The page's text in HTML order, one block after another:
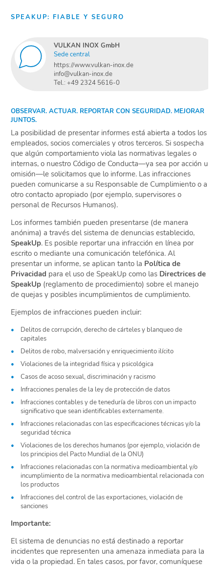
SPEAKUP: FIABLE Y SEGURO
VULKAN INOX GmbH
Sede central
https://www.vulkan-inox.de
info@vulkan-inox.de
Tel.: +49 2324 5616-0
OBSERVAR. ACTUAR. REPORTAR CON SEGURIDAD. MEJORAR
JUNTOS.
La posibilidad de presentar informes está abierta a todos los
empleados, socios comerciales y otros terceros. Si sospecha
que algún comportamiento viola las normativas legales o
internas, o nuestro Código de Conducta—ya sea por acción u
omisión—le solicitamos que lo informe. Las infracciones
pueden comunicarse a su Responsable de Cumplimiento o a
otro contacto apropiado (por ejemplo, supervisores o
personal de Recursos Humanos).
Los informes también pueden presentarse (de manera
anónima) a través del sistema de denuncias establecido,
SpeakUp. Es posible reportar una infracción en línea por
escrito o mediante una comunicación telefónica. Al
presentar un informe, se aplican tanto la Política de
Privacidad para el uso de SpeakUp como las Directrices de
SpeakUp (reglamento de procedimiento) sobre el manejo
de quejas y posibles incumplimientos de cumplimiento.
Ejemplos de infracciones pueden incluir:
Delitos de corrupción, derecho de cárteles y blanqueo de
capitales
Delitos de robo, malversación y enriquecimiento ilícito
Violaciones de la integridad física y psicológica
Casos de acoso sexual, discriminación y racismo
Infracciones penales de la ley de protección de datos
Infracciones contables y de teneduría de libros con un impacto
significativo que sean identificables externamente.
Infracciones relacionadas con las especificaciones técnicas y/o la
seguridad técnica
Violaciones de los derechos humanos (por ejemplo, violación de
los principios del Pacto Mundial de la ONU)
Infracciones relacionadas con la normativa medioambiental y/o
incumplimiento de la normativa medioambiental relacionada con
los productos
Infracciones del control de las exportaciones, violación de
sanciones
Importante:
El sistema de denuncias no está destinado a reportar
incidentes que representen una amenaza inmediata para la
vida o la propiedad. En tales casos, por favor, comuníquese